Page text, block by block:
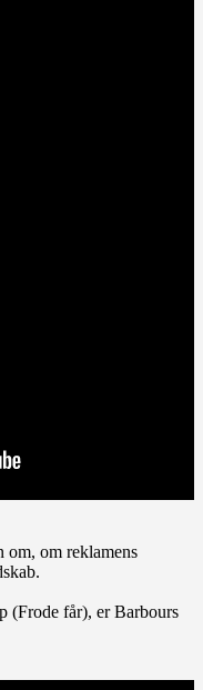
om, om reklamens
(Frode får), er Barbours